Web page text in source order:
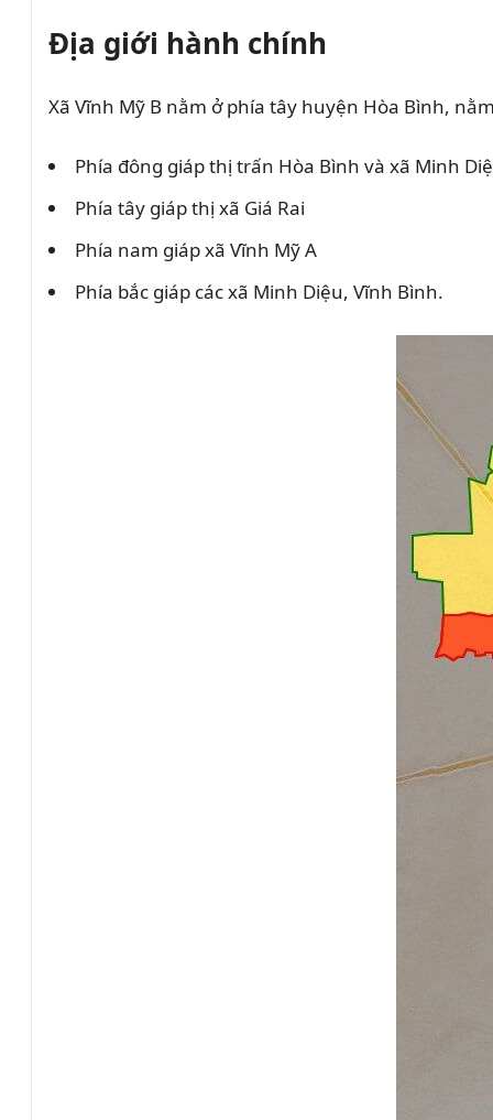
Địa giới hành chính
Xã Vĩnh Mỹ B nằm ở phía tây huyện Hòa Bình,
Phía đông giáp thị trấn Hòa Bình và xã Minh
Phía tây giáp thị xã Giá Rai
Phía nam giáp xã Vĩnh Mỹ A
Phía bắc giáp các xã Minh Diệu, Vĩnh Bình.